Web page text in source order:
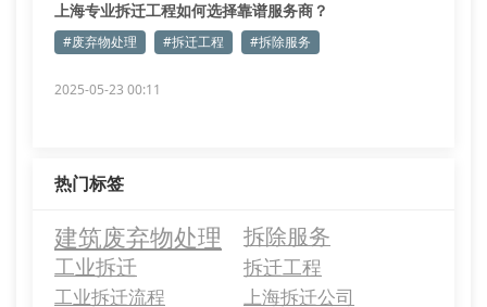
上海专业拆迁工程如何选择靠谱服务商？
#废弃物处理 #拆迁工程 #拆除服务
2025-05-23 00:11
热门标签
建筑废弃物处理 拆除服务
工业拆迁 拆迁工程
工业拆迁流程
上海拆迁公司